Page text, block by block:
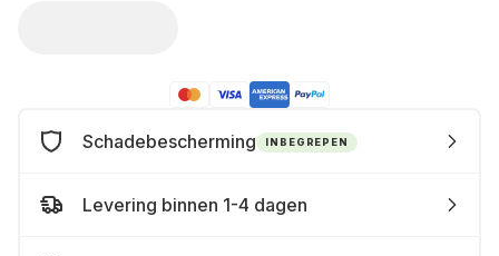
Schadebescherming INBEGREPEN
Levering binnen 1-4 dagen